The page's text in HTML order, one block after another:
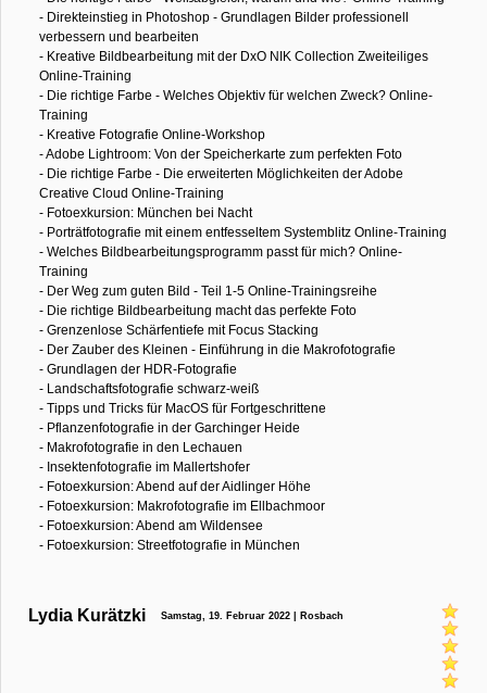
- Direkteinstieg in Photoshop - Grundlagen Bilder professionell
verbessern und bearbeiten
- Kreative Bildbearbeitung mit der DxO NIK Collection Zweiteiliges
Online-Training
- Die richtige Farbe - Welches Objektiv für welchen Zweck? Online-
Training
- Kreative Fotografie Online-Workshop
- Adobe Lightroom: Von der Speicherkarte zum perfekten Foto
- Die richtige Farbe - Die erweiterten Möglichkeiten der Adobe
Creative Cloud Online-Training
- Fotoexkursion: München bei Nacht
- Porträtfotografie mit einem entfesseltem Systemblitz Online-Training
- Welches Bildbearbeitungsprogramm passt für mich? Online-
Training
- Der Weg zum guten Bild - Teil 1-5 Online-Trainingsreihe
- Die richtige Bildbearbeitung macht das perfekte Foto
- Grenzenlose Schärfentiefe mit Focus Stacking
- Der Zauber des Kleinen - Einführung in die Makrofotografie
- Grundlagen der HDR-Fotografie
- Landschaftsfotografie schwarz-weiß
- Tipps und Tricks für MacOS für Fortgeschrittene
- Pflanzenfotografie in der Garchinger Heide
- Makrofotografie in den Lechauen
- Insektenfotografie im Mallertshofer
- Fotoexkursion: Abend auf der Aidlinger Höhe
- Fotoexkursion: Makrofotografie im Ellbachmoor
- Fotoexkursion: Abend am Wildensee
- Fotoexkursion: Streetfotografie in München
Lydia Kurätzki Samstag, 19. Februar 2022 | Rosbach